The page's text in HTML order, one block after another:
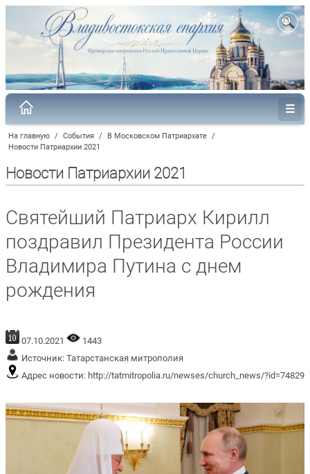
На главную / События / В Московском Патриархате /
Новости Патриархии 2021
Новости Патриархии 2021
Святейший Патриарх Кирилл
поздравил Президента России
Владимира Путина с днем
рождения
07.10.2021
1443
Источник: Татарстанская митрополия
Адрес новости: http://tatmitropolia.ru/newses/church_news/?id=74829